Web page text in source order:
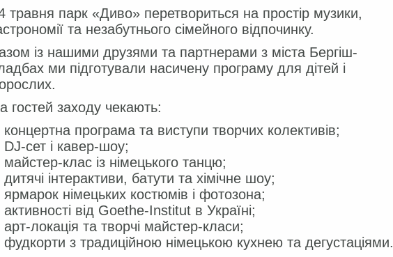
травня парк «Диво» перетвориться на простір музики,
та незабутнього сімейного відпочинку.
із нашими друзями та партнерами з міста Бергіш-
ми підготували насичену програму для дітей і
гостей заходу чекають:
концертна програма та виступи творчих колективів;
DJ-сет і кавер-шоу;
майстер-клас із німецького танцю;
дитячі інтерактиви, батути та хімічне шоу;
ярмарок німецьких костюмів і фотозона;
активності від Goethe-Institut в Україні;
арт-локація та творчі майстер-класи;
фудкорти з традиційною німецькою кухнею та дегустаціями.